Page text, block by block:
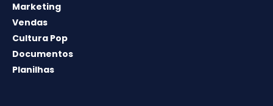
Marketing
Vendas
Cultura Pop
Documentos
Planilhas